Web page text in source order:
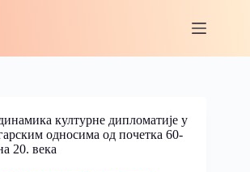
културне дипломатије у
односима од почетка 60-
20. века